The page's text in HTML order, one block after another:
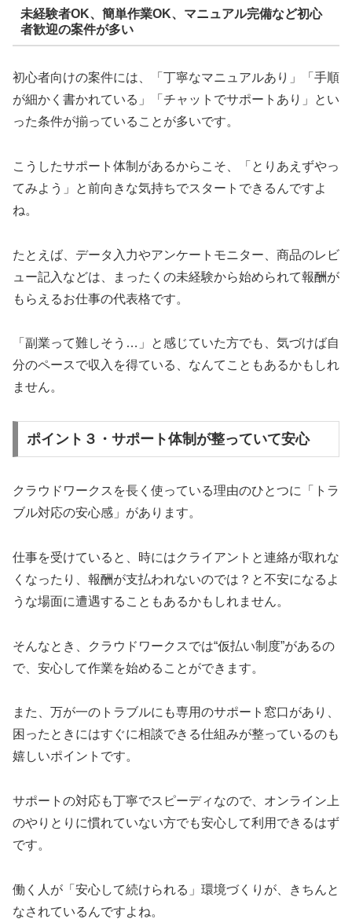
未経験者OK、簡単作業OK、マニュアル完備など初心
者歓迎の案件が多い
初心者向けの案件には、「丁寧なマニュアルあり」「手順
が細かく書かれている」「チャットでサポートあり」とい
った条件が揃っていることが多いです。
こうしたサポート体制があるからこそ、「とりあえずやっ
てみよう」と前向きな気持ちでスタートできるんですよ
ね。
たとえば、データ入力やアンケートモニター、商品のレビ
ュー記入などは、まったくの未経験から始められて報酬が
もらえるお仕事の代表格です。
「副業って難しそう…」と感じていた方でも、気づけば自
分のペースで収入を得ている、なんてこともあるかもしれ
ません。
ポイント３・サポート体制が整っていて安心
クラウドワークスを長く使っている理由のひとつに「トラ
ブル対応の安心感」があります。
仕事を受けていると、時にはクライアントと連絡が取れな
くなったり、報酬が支払われないのでは？と不安になるよ
うな場面に遭遇することもあるかもしれません。
そんなとき、クラウドワークスでは“仮払い制度”があるの
で、安心して作業を始めることができます。
また、万が一のトラブルにも専用のサポート窓口があり、
困ったときにはすぐに相談できる仕組みが整っているのも
嬉しいポイントです。
サポートの対応も丁寧でスピーディなので、オンライン上
のやりとりに慣れていない方でも安心して利用できるはず
です。
働く人が「安心して続けられる」環境づくりが、きちんと
なされているんですよね。